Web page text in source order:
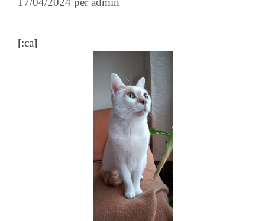
[:ca]